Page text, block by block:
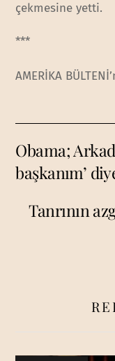
çekmesine yetti.
***
AMERİKA
Obama;
başkanım’
Tanrının